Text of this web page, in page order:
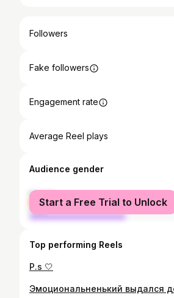
Followers
Fake followers
Engagement rate
Average Reel plays
Audience gender
female
male
Start a Free Trial to Unlock
Top performing Reels
P.s 🤍
Эмоциональненький выдался